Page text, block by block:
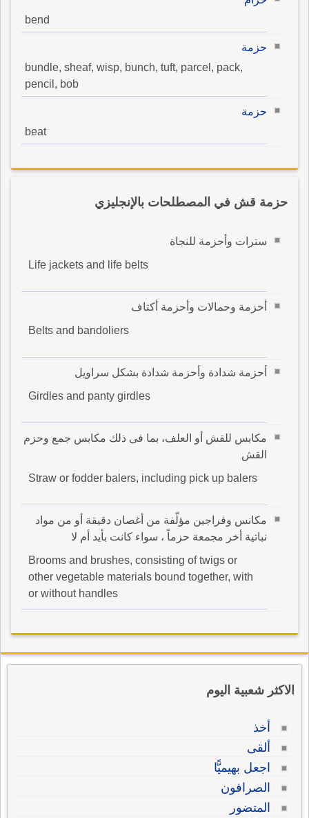
bend
حزمة
bundle, sheaf, wisp, bunch, tuft, parcel, pack,
pencil, bob
حزمة
beat
حزمة قش في المصطلحات بالإنجليزي
سترات وأحزمة للنجاة
Life jackets and life belts
أحزمة وحمالات وأحزمة أكتاف
Belts and bandoliers
أحزمة شدادة وأحزمة شدادة بشكل سراويل
Girdles and panty girdles
مكابس للقش أو العلف، بما فى ذلك مكابس جمع وحزم
القش
Straw or fodder balers, including pick up balers
مكانس وفراجين مؤلّفة من أغصان دقيقة أو من مواد
نباتية أخر مجمعة حزماً ، سواء كانت بأيد أم لا
Brooms and brushes, consisting of twigs or
other vegetable materials bound together, with
or without handles
الاكثر شعبية اليوم
أخذ
ألقى
اجعل بهيميًّا
الصرافون
المتضور